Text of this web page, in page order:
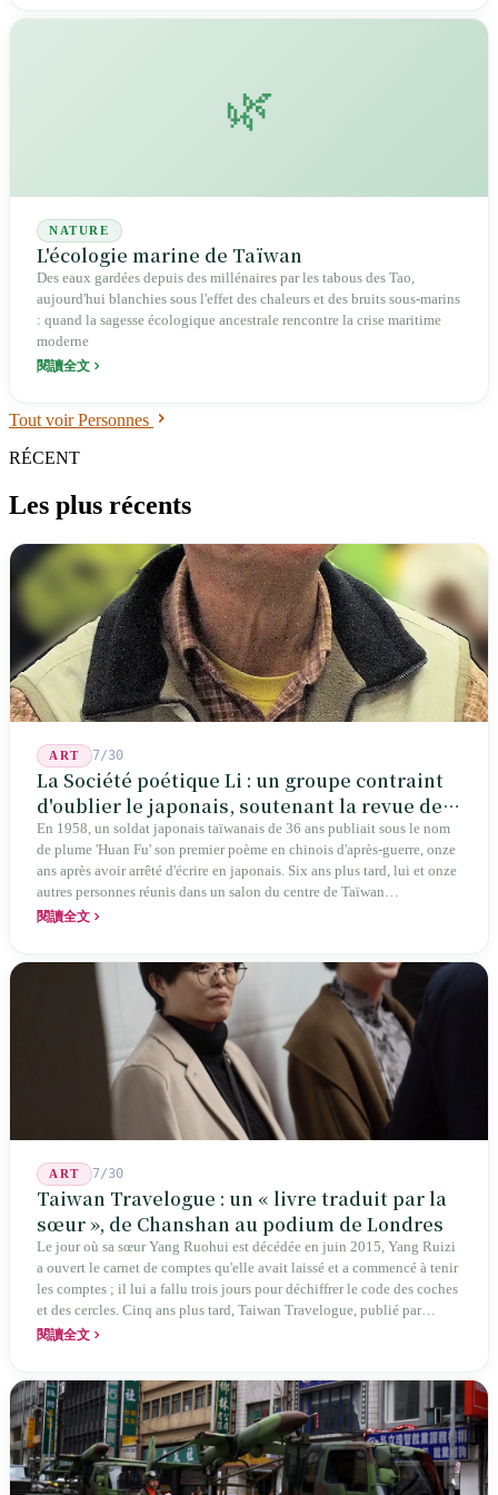
mais tout l'écosystème de l'art audiovisuel taïwanais.
🌿
NATURE
L'écologie marine de Taïwan
Des eaux gardées depuis des millénaires par les tabous des Tao,
aujourd'hui blanchies sous l'effet des chaleurs et des bruits sous-marins
: quand la sagesse écologique ancestrale rencontre la crise maritime
moderne
閱讀全文
Tout voir Personnes
RÉCENT
Les plus récents
ART 7/30
La Société poétique Li : un groupe contraint
d'oublier le japonais, soutenant la revue de
poésie chinoise la plus ancienne de Taïwan
En 1958, un soldat japonais taïwanais de 36 ans publiait sous le nom
de plume 'Huan Fu' son premier poème en chinois d'après-guerre, onze
ans après avoir arrêté d'écrire en japonais. Six ans plus tard, lui et onze
autres personnes réunis dans un salon du centre de Taïwan
transformaient cette expérience de mutisme générationnel en une
jusqu'aux manuels scolaires du collège.
閱讀全文
ART 7/30
Taiwan Travelogue : un « livre traduit par la
sœur », de Chanshan au podium de Londres
Le jour où sa sœur Yang Ruohui est décédée en juin 2015, Yang Ruizi
a ouvert le carnet de comptes qu'elle avait laissé et a commencé à tenir
les comptes ; il lui a fallu trois jours pour déchiffrer le code des coches
et des cercles. Cinq ans plus tard, Taiwan Travelogue, publié par
Chanshan, portait la mention « par Chihako Aoyama, traduit par Yang
traduit un livre inexistant sous le nom de sa sœur.
閱讀全文